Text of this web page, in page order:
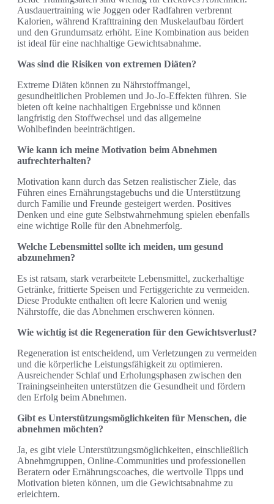
Ausdauertraining wie Joggen oder Radfahren verbrennt
Kalorien, während Krafttraining den Muskelaufbau fördert
und den Grundumsatz erhöht. Eine Kombination aus beiden
ist ideal für eine nachhaltige Gewichtsabnahme.
Was sind die Risiken von extremen Diäten?
Extreme Diäten können zu Nährstoffmangel,
gesundheitlichen Problemen und Jo-Jo-Effekten führen. Sie
bieten oft keine nachhaltigen Ergebnisse und können
langfristig den Stoffwechsel und das allgemeine
Wohlbefinden beeinträchtigen.
Wie kann ich meine Motivation beim Abnehmen
aufrechterhalten?
Motivation kann durch das Setzen realistischer Ziele, das
Führen eines Ernährungstagebuchs und die Unterstützung
durch Familie und Freunde gesteigert werden. Positives
Denken und eine gute Selbstwahrnehmung spielen ebenfalls
eine wichtige Rolle für den Abnehmerfolg.
Welche Lebensmittel sollte ich meiden, um gesund
abzunehmen?
Es ist ratsam, stark verarbeitete Lebensmittel, zuckerhaltige
Getränke, frittierte Speisen und Fertiggerichte zu vermeiden.
Diese Produkte enthalten oft leere Kalorien und wenig
Nährstoffe, die das Abnehmen erschweren können.
Wie wichtig ist die Regeneration für den Gewichtsverlust?
Regeneration ist entscheidend, um Verletzungen zu vermeiden
und die körperliche Leistungsfähigkeit zu optimieren.
Ausreichender Schlaf und Erholungsphasen zwischen den
Trainingseinheiten unterstützen die Gesundheit und fördern
den Erfolg beim Abnehmen.
Gibt es Unterstützungsmöglichkeiten für Menschen, die
abnehmen möchten?
Ja, es gibt viele Unterstützungsmöglichkeiten, einschließlich
Abnehmgruppen, Online-Communities und professionellen
Beratern oder Ernährungscoaches, die wertvolle Tipps und
Motivation bieten können, um die Gewichtsabnahme zu
erleichtern.